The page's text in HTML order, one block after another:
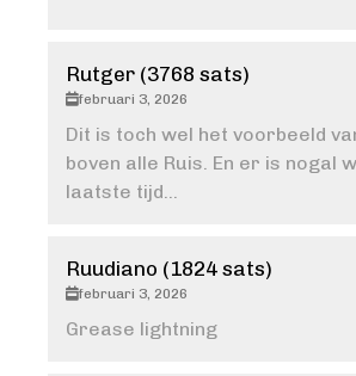
Rutger (3768 sats)
februari 3, 2026
Dit is toch wel het voorbeeld
boven alle Ruis. En er is nogal
laatste tijd…
Ruudiano (1824 sats)
februari 3, 2026
Grease lightning